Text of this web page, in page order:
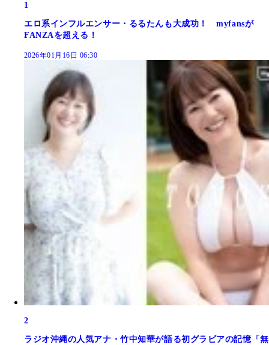
1
エロ系インフルエンサー・るるたんも大成功！ myfansが
FANZAを超える！
2026年01月16日 06:30
2
ラジオ沖縄の人気アナ・竹中知華が語る初グラビアの記憶「無